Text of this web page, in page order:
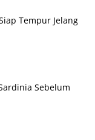
Tempur Jelang
Sebelum